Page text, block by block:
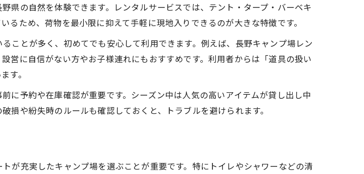
の魅力とキャンプ初心者のメリット
場活用で手軽アウトドア体験
自然キャンプ術
安い長野県で自然を満喫
県の自然を体験できます。レンタルサービスでは、テント・タープ・バーベキ
ため、荷物を最小限に抑えて手軽に現地入りできるのが大きな特徴です。
ことが多く、初めてでも安心して利用できます。例えば、長野キャンプ場レン
営に自信がない方やお子様連れにもおすすめです。利用者からは「道具の扱い
す。
に予約や在庫確認が重要です。シーズン中は人気の高いアイテムが貸し出し中
損や紛失時のルールも確認しておくと、トラブルを避けられます。
が充実したキャンプ場を選ぶことが重要です。特にトイレやシャワーなどの清